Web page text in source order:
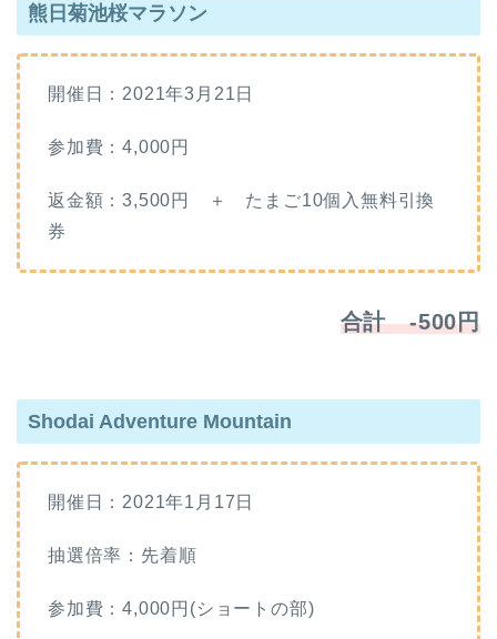
熊日菊池桜マラソン
開催日：2021年3月21日
参加費：4,000円
返金額：3,500円 ＋ たまご10個入無料引換
券
合計 -500円
Shodai Adventure Mountain
開催日：2021年1月17日
抽選倍率：先着順
参加費：4,000円(ショートの部)